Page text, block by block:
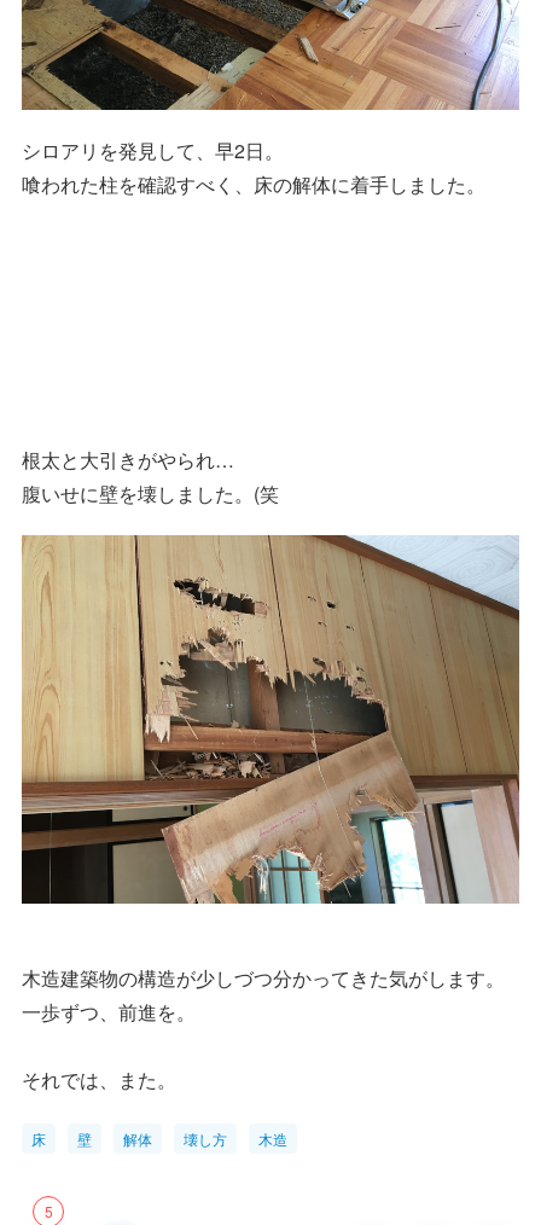
シロアリを発見して、早2日。
喰われた柱を確認すべく、床の解体に着手しました。
根太と大引きがやられ…
腹いせに壁を壊しました。(笑
木造建築物の構造が少しづつ分かってきた気がします。
一歩ずつ、前進を。
それでは、また。
床 壁 解体 壊し方 木造
5